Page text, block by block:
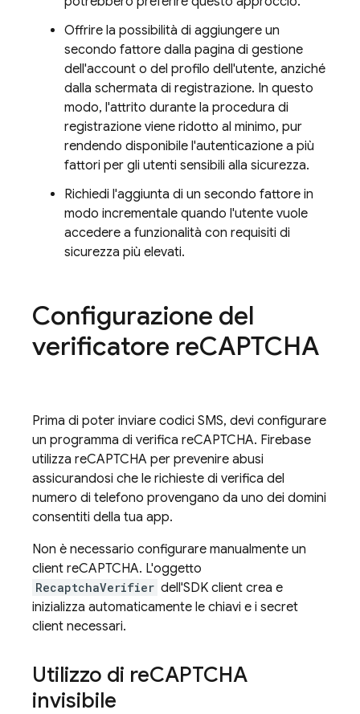
Offrire la possibilità di aggiungere un
secondo fattore dalla pagina di gestione
dell'account o del profilo dell'utente, anziché
dalla schermata di registrazione. In questo
modo, l'attrito durante la procedura di
registrazione viene ridotto al minimo, pur
rendendo disponibile l'autenticazione a più
fattori per gli utenti sensibili alla sicurezza.
Richiedi l'aggiunta di un secondo fattore in
modo incrementale quando l'utente vuole
accedere a funzionalità con requisiti di
sicurezza più elevati.
Configurazione del
verificatore reCAPTCHA
Prima di poter inviare codici SMS, devi configurare
un programma di verifica reCAPTCHA. Firebase
utilizza reCAPTCHA per prevenire abusi
assicurandosi che le richieste di verifica del
numero di telefono provengano da uno dei domini
consentiti della tua app.
Non è necessario configurare manualmente un
client reCAPTCHA. L'oggetto
RecaptchaVerifier dell'SDK client crea e
inizializza automaticamente le chiavi e i secret
client necessari.
Utilizzo di reCAPTCHA
invisibile